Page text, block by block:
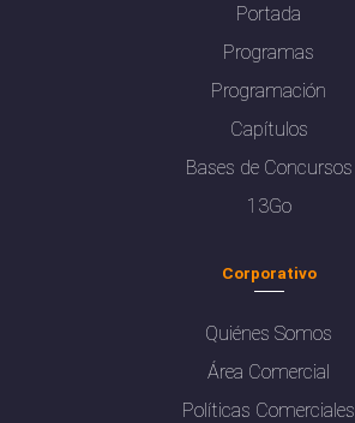
Portada
Programas
Programación
Capítulos
Bases de Concursos
13Go
Corporativo
Quiénes Somos
Área Comercial
Políticas Comerciales